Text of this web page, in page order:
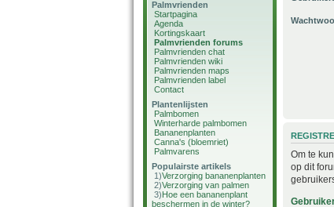
Palmvrienden
Startpagina
Agenda
Kortingskaart
Palmvrienden forums
Palmvrienden chat
Palmvrienden wiki
Palmvrienden maps
Palmvrienden label
Contact
Plantenlijsten
Palmbomen
Winterharde palmbomen
Bananenplanten
Canna's (bloemriet)
Palmvarens
Populairste artikels
1)Verzorging bananenplanten
2)Verzorging van palmen
3)Hoe een bananenplant
beschermen in de winter?
Om te
op dit